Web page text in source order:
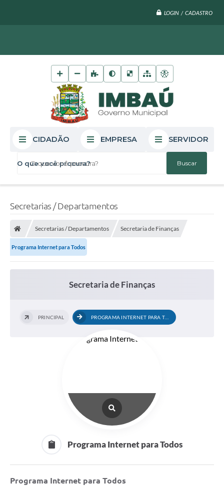
LOGIN / CADASTRO
O que você procura?
CIDADÃO EMPRESA SERVIDOR
Secretarias / Departamentos
Secretarias / Departamentos Secretaria de Finanças
Programa Internet para Todos
Secretaria de Finanças
PRINCIPAL
Programa Internet para Todos
Programa Internet para Todos